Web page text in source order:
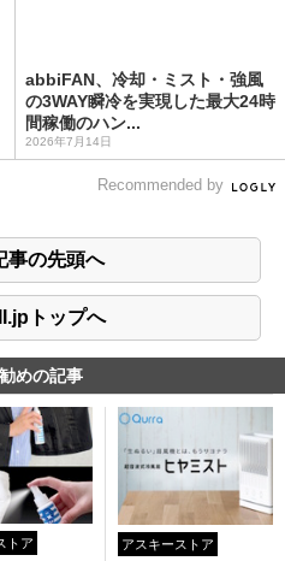
abbiFAN、冷却・ミスト・強風
の3WAY瞬冷を実現した最大24時
間稼働のハン...
2026年7月14日
Recommended by
事の先頭へ
トップへ
めの記事
トア アスキーストア